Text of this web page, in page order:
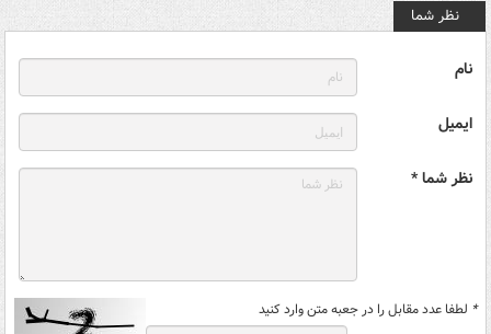
نظر شما
نام
ایمیل
نظر شما *
* لطفا عدد مقابل را در جعبه متن وارد کنید